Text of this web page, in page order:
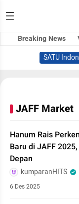
Breaking News
SATU
JAFF Market
Hanum Rais
Baru di JAFF
Depan
kumparanHITS
6 Des 2025